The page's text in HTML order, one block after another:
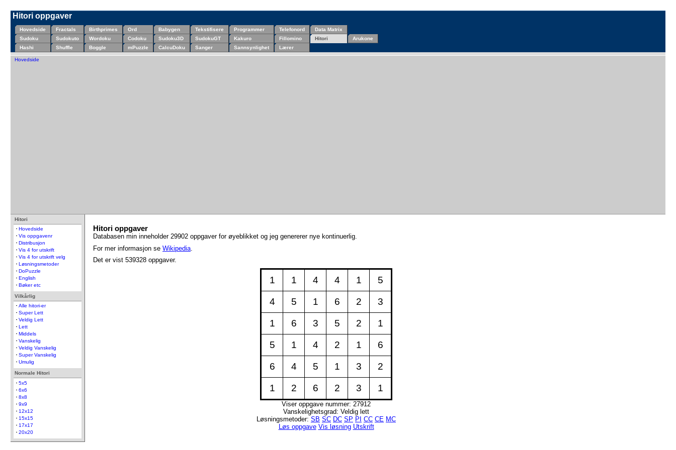
Hitori oppgaver
Hovedside Fractals Birthprimes Ord Babygen Tekstifisere Programmer Telefonord
Data Matrix
Sudoku
Sudokuto Wordoku Codoku Sudoku3D SudokuGT Kakuro Fillomino Hitori
Arukone
Hashi
Shuffle Boggle mPuzzle CalcuDoku Sanger Sannsynlighet Lærer
Hovedside
Hitori
Hovedside
Vis oppgavenr
Distribusjon
Vis 4 for utskrift
Vis 4 for utskrift velg
Løsningsmetoder
DoPuzzle
English
Bøker etc
Vilkårlig
Alle hitori-er
Super Lett
Veldig Lett
Lett
Middels
Vanskelig
Veldig Vanskelig
Super Vanskelig
Umulig
Normale Hitori
5x5
6x6
8x8
9x9
12x12
15x15
17x17
20x20
Hitori oppgaver
Databasen min inneholder 29902 oppgaver for øyeblikket og jeg genererer nye kontinuerlig.
For mer informasjon se Wikipedia
Det er vist 539328 oppgaver.
1 1 4 4 1 5
4 5 1 6 2 3
1 6 3 5 2 1
5 1 4 2 1 6
6 4 5 1 3 2
1 2 6 2 3 1
Viser oppgave nummer: 27912
Vanskelighetsgrad: Veldig lett
Løsningsmetoder: SB SC DC SP PI CC CE MC
Løs oppgave Vis løsning Utskrift